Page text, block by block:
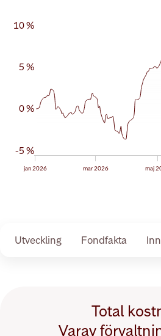
jan 2026 mar 2026 maj
-5 %
0 %
5 %
10 %
Utveckling Fondfakta
Total
Varav